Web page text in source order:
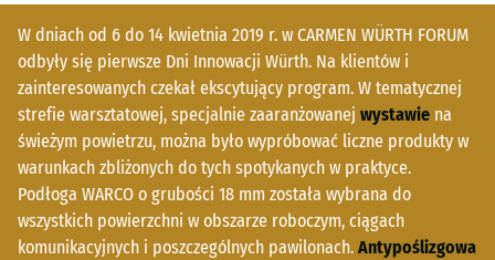
W dniach od 6 do 14 kwietnia 2019 r. w CARMEN WÜRTH FORUM
odbyły się pierwsze Dni Innowacji Würth. Na klientów i
zainteresowanych czekał ekscytujący program. W tematycznej
strefie warsztatowej, specjalnie zaaranżowanej wystawie na
świeżym powietrzu, można było wypróbować liczne produkty w
warunkach zbliżonych do tych spotykanych w praktyce.
Podłoga WARCO o grubości 18 mm została wybrana do
wszystkich powierzchni w obszarze roboczym, ciągach
komunikacyjnych i poszczególnych pawilonach. Antypoślizgowa